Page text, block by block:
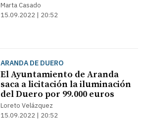
Marta Casado
15.09.2022 | 20:52
ARANDA DE DUERO
El Ayuntamiento de Aranda
saca a licitación la iluminación
del Duero por 99.000 euros
Loreto Velázquez
15.09.2022 | 20:52